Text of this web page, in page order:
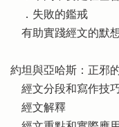
．失敗的鑑戒
有助實踐經文的默
約坦與亞哈斯：正邪
經文分段和寫作技
經文解釋